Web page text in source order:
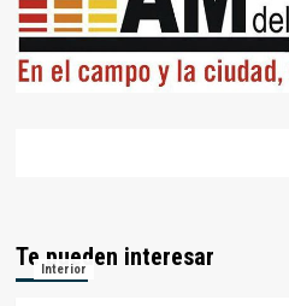
Te pueden interesar
Interior